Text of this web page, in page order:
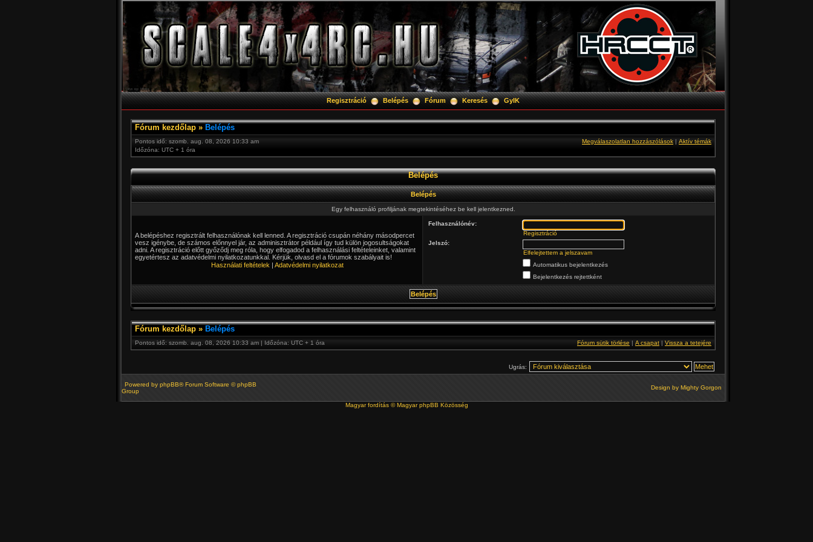
Regisztráció Belépés Fórum Keresés GyIK
Fórum kezdőlap » Belépés
Pontos idő: szomb. aug. 08, 2026 10:33 am
Időzóna: UTC + 1 óra
Megválaszolatlan hozzászólások | Aktív témák
Belépés
Belépés
Egy felhasználó profiljának megtekintéséhez be kell jelentkezned.
A belépéshez regisztrált felhasználónak kell lenned. A regisztráció csupán néhány másodpercet
vesz igénybe, de számos előnnyel jár, az adminisztrátor például így tud külön jogosultságokat
adni. A regisztráció előtt győződj meg róla, hogy elfogadod a felhasználási feltételeinket, valamint
egyetértesz az adatvédelmi nyilatkozatunkkal. Kérjük, olvasd el a fórumok szabályait is!
Használati feltételek | Adatvédelmi nyilatkozat
Felhasználónév:
Regisztráció
Jelszó:
Elfelejtettem a jelszavam
Automatikus bejelentkezés
Bejelentkezés rejtettként
Fórum kezdőlap » Belépés
Pontos idő: szomb. aug. 08, 2026 10:33 am | Időzóna: UTC + 1 óra Fórum sütik törlése | A csapat | Vissza a tetejére
Ugrás:
Powered by phpBB® Forum Software © phpBB
Group
Design by Mighty Gorgon
Magyar fordítás ©Magyar phpBB Közösség